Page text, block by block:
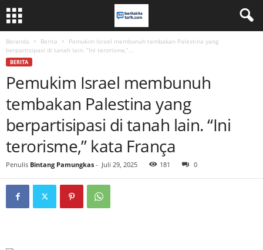
Beranda Berita
Pemukim Israel membunuh tembakan Palestina yang
berpartisipasi di tanah lain. “Ini terorisme,”...
BERITA
Pemukim Israel membunuh
tembakan Palestina yang
berpartisipasi di tanah lain. “Ini
terorisme,” kata França
Penulis Bintang Pamungkas - Juli 29, 2025 181 0